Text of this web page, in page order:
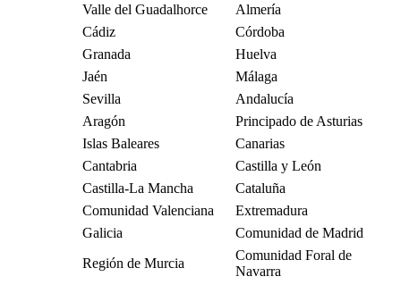
Valle del Guadalhorce
Almería
Cádiz
Córdoba
Granada
Huelva
Jaén
Málaga
Sevilla
Andalucía
Aragón
Principado de Asturias
Islas Baleares
Canarias
Cantabria
Castilla y León
Castilla-La Mancha
Cataluña
Comunidad Valenciana
Extremadura
Galicia
Comunidad de Madrid
Región de Murcia
Comunidad Foral de
Navarra